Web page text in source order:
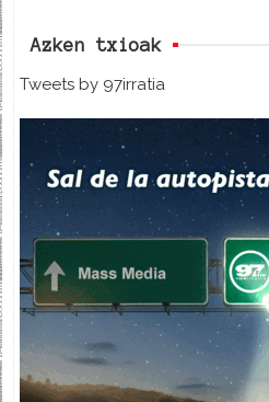
Azken txioak
Tweets by 97irratia